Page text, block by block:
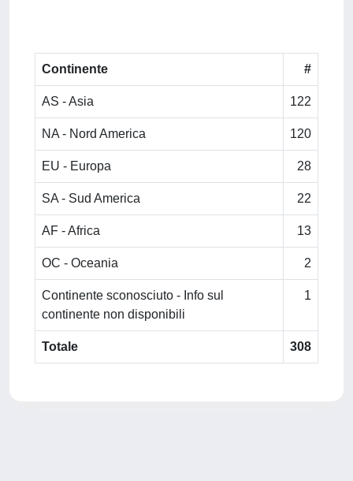
Continente #
AS - Asia 122
NA - Nord America 120
EU - Europa 28
SA - Sud America 22
AF - Africa 13
OC - Oceania 2
Continente sconosciuto - Info sul
continente non disponibili
1
Totale 308